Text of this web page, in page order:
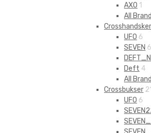
AXO 1
All
Crosshandsker
UFO 6
SEVEN 6
Deft 4
All
Crossbukser 21
UFO 6